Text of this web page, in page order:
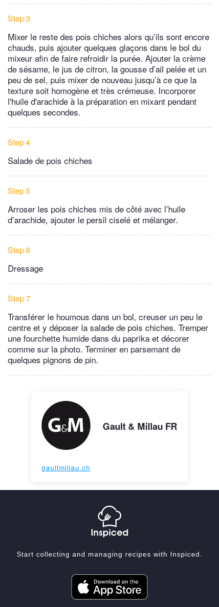
Step 3
Mixer le reste des pois chiches alors qu’ils sont encore
chauds, puis ajouter quelques glaçons dans le bol du
mixeur afin de faire refroidir la purée. Ajouter la crème
de sésame, le jus de citron, la gousse d’ail pelée et un
peu de sel, puis mixer de nouveau jusqu’à ce que la
texture soit homogène et très crémeuse. Incorporer
l'huile d'arachide à la préparation en mixant pendant
quelques secondes.
Step 4
Salade de pois chiches
Step 5
Arroser les pois chiches mis de côté avec l’huile
d’arachide, ajouter le persil ciselé et mélanger.
Step 6
Dressage
Step 7
Transférer le houmous dans un bol, creuser un peu le
centre et y déposer la salade de pois chiches. Tremper
une fourchette humide dans du paprika et décorer
comme sur la photo. Terminer en parsemant de
quelques pignons de pin.
Gault & Millau FR
gaultmillau.ch
Start collecting and managing recipes with Inspiced.